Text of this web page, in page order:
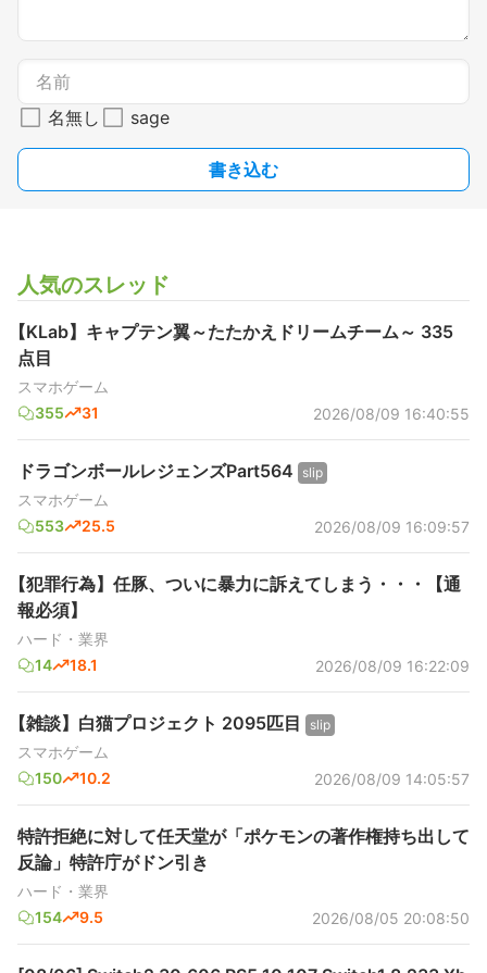
名無し sage
書き込む
人気のスレッド
【KLab】キャプテン翼～たたかえドリームチーム～ 335
点目
スマホゲーム
355
31 2026/08/09 16:40:55
ドラゴンボールレジェンズPart564 slip
スマホゲーム
553
25.5 2026/08/09 16:09:57
【犯罪行為】任豚、ついに暴力に訴えてしまう・・・【通
報必須】
ハード・業界
14
18.1 2026/08/09 16:22:09
【雑談】白猫プロジェクト 2095匹目 slip
スマホゲーム
150
10.2 2026/08/09 14:05:57
特許拒絶に対して任天堂が「ポケモンの著作権持ち出して
反論」特許庁がドン引き
ハード・業界
154
9.5 2026/08/05 20:08:50